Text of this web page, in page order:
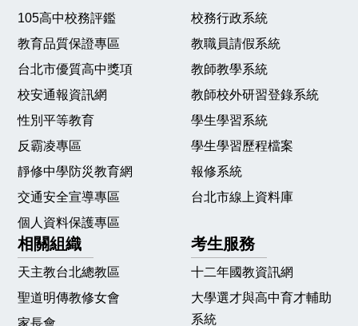
105高中校務評鑑
教育品質保證專區
台北市優質高中獎項
校安通報資訊網
性別平等教育
反霸凌專區
靜修中學防災教育網
交通安全宣導專區
個人資料保護專區
校務行政系統
教職員請假系統
教師教學系統
教師校外研習登錄系統
學生學習系統
學生學習歷程檔案
報修系統
台北市線上資料庫
相關組織
天主教台北總教區
聖道明傳教修女會
家長會
考生服務
十二年國教資訊網
大學選才與高中育才輔助
系統